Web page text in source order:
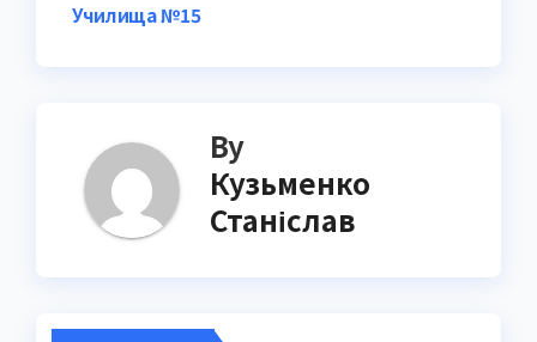
Училища №15
By
Кузьменко
Станіслав